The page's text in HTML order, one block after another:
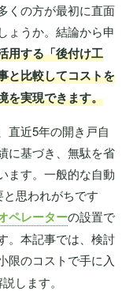
くの方が最初に直面
ょうか。結論から申
用する「後付け工
と比較してコストを
を実現できます。
直近5年の開き戸自
に基づき、無駄を省
ます。一般的な自動
と思われがちです
ペレーターの設置で
。本記事では、検討
限のコストで手に入
します。